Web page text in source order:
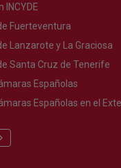
INCYDE
Fuerteventura
Lanzarote y La Graciosa
Santa Cruz de Tenerife
Españolas
Españolas en el